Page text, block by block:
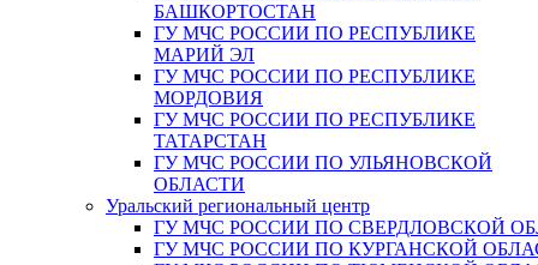
БАШКОРТОСТАН
ГУ МЧС РОССИИ ПО РЕСПУБЛИКЕ
МАРИЙ ЭЛ
ГУ МЧС РОССИИ ПО РЕСПУБЛИКЕ
МОРДОВИЯ
ГУ МЧС РОССИИ ПО РЕСПУБЛИКЕ
ТАТАРСТАН
ГУ МЧС РОССИИ ПО УЛЬЯНОВСКОЙ
ОБЛАСТИ
Уральский региональный центр
ГУ МЧС РОССИИ ПО СВЕРДЛОВСКОЙ
ГУ МЧС РОССИИ ПО КУРГАНСКОЙ